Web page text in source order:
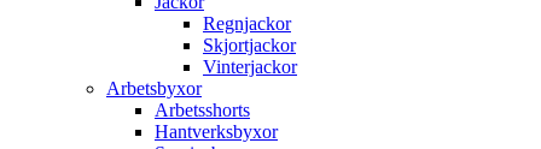
Regnjackor
Skjortjackor
Vinterjackor
Arbetsbyxor
Arbetsshorts
Hantverksbyxor